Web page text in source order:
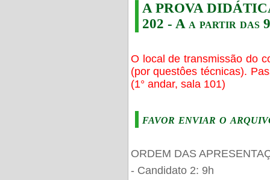
A PROVA
202 - A a partir das
O local de transmissão do
(por questôes técnicas).
(1° andar, sala 101)
favor enviar o
ORDEM DAS
- Candidato 2: 9h